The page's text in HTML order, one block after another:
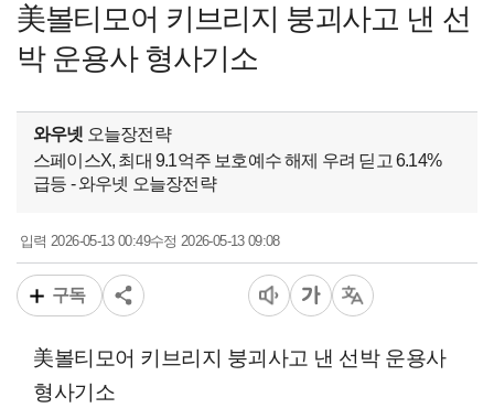
美볼티모어 키브리지 붕괴사고 낸 선
박 운용사 형사기소
와우넷 오늘장전략
스페이스X, 최대 9.1억주 보호예수 해제 우려 딛고 6.14%
급등 - 와우넷 오늘장전략
입력2026-05-13 00:49수정 2026-05-13 09:08
구독
美볼티모어 키브리지 붕괴사고 낸 선박 운용사
형사기소